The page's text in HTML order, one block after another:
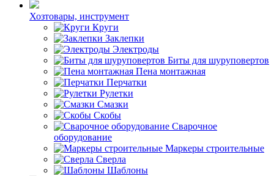
Хозтовары, инструмент
Круги
Заклепки
Электроды
Биты для шуруповертов
Пена монтажная
Перчатки
Рулетки
Смазки
Скобы
Сварочное
оборудование
Маркеры строительные
Сверла
Шаблоны